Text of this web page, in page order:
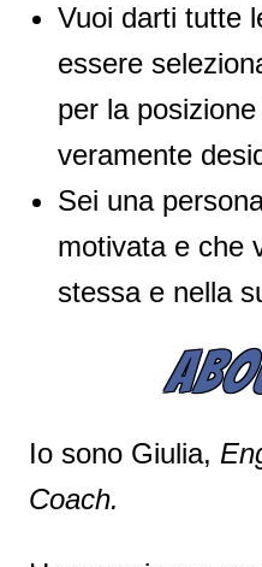
Vuoi darti tutte
essere
per la
veramente
Sei una
motivata e che
stessa e nella
Io sono Giulia,
Coach.